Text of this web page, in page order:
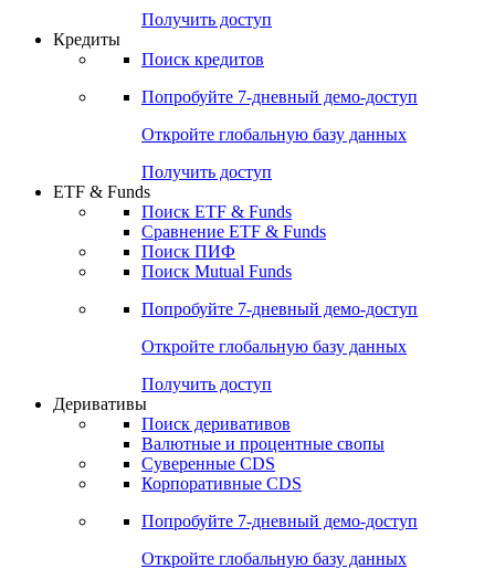
Получить доступ
Кредиты
Поиск кредитов
Попробуйте 7-дневный демо-доступ
Откройте глобальную базу данных
Получить доступ
ETF & Funds
Поиск ETF & Funds
Сравнение ETF & Funds
Поиск ПИФ
Поиск Mutual Funds
Попробуйте 7-дневный демо-доступ
Откройте глобальную базу данных
Получить доступ
Деривативы
Поиск деривативов
Валютные и процентные свопы
Суверенные CDS
Корпоративные CDS
Попробуйте 7-дневный демо-доступ
Откройте глобальную базу данных